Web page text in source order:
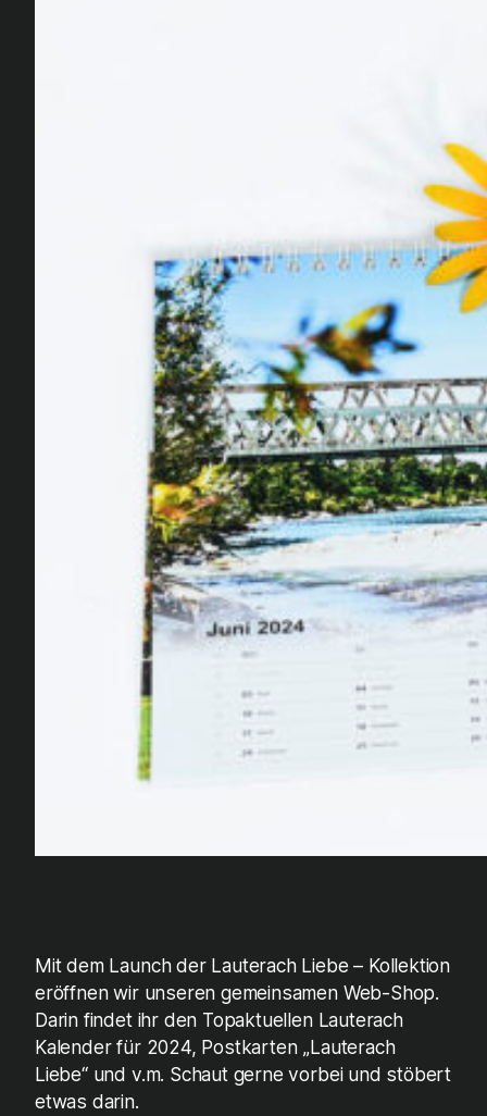
Mit dem Launch der Lauterach Liebe – Kollektion
eröffnen wir unseren gemeinsamen Web-Shop.
Darin findet ihr den Topaktuellen Lauterach
Kalender für 2024, Postkarten „Lauterach
Liebe“ und v.m. Schaut gerne vorbei und stöbert
etwas darin.